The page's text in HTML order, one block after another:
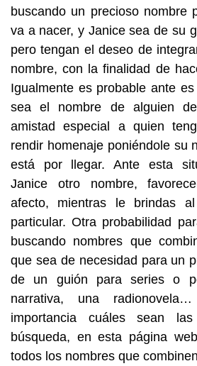
buscando un precioso nombre
va a nacer, y Janice sea de su
pero tengan el deseo de
nombre, con la finalidad de
Igualmente es probable ante
sea el nombre de alguien
amistad especial a quien
rendir homenaje poniéndole su
está por llegar. Ante esta
Janice otro nombre,
afecto, mientras le brindas
particular. Otra probabilidad
buscando nombres que
que sea de necesidad para un
de un guión para series o
narrativa, una
importancia cuáles sean
búsqueda, en esta página
todos los nombres que